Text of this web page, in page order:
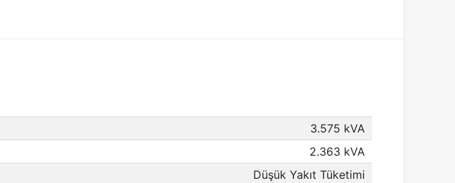
3.575 kVA
2.363 kVA
Düşük Yakıt Tüketimi